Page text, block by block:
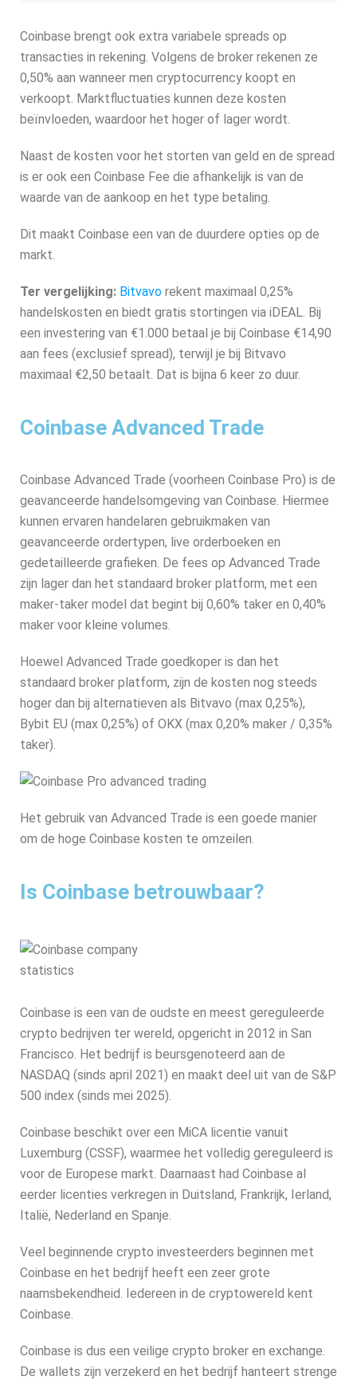
Coinbase brengt ook extra variabele spreads op
transacties in rekening. Volgens de broker rekenen ze
0,50% aan wanneer men cryptocurrency koopt en
verkoopt. Marktfluctuaties kunnen deze kosten
beïnvloeden, waardoor het hoger of lager wordt.
Naast de kosten voor het storten van geld en de spread
is er ook een Coinbase Fee die afhankelijk is van de
waarde van de aankoop en het type betaling.
Dit maakt Coinbase een van de duurdere opties op de
markt.
Ter vergelijking: Bitvavo rekent maximaal 0,25%
handelskosten en biedt gratis stortingen via iDEAL. Bij
een investering van €1.000 betaal je bij Coinbase €14,90
aan fees (exclusief spread), terwijl je bij Bitvavo
maximaal €2,50 betaalt. Dat is bijna 6 keer zo duur.
Coinbase Advanced Trade
Coinbase Advanced Trade (voorheen Coinbase Pro) is de
geavanceerde handelsomgeving van Coinbase. Hiermee
kunnen ervaren handelaren gebruikmaken van
geavanceerde ordertypen, live orderboeken en
gedetailleerde grafieken. De fees op Advanced Trade
zijn lager dan het standaard broker platform, met een
maker-taker model dat begint bij 0,60% taker en 0,40%
maker voor kleine volumes.
Hoewel Advanced Trade goedkoper is dan het
standaard broker platform, zijn de kosten nog steeds
hoger dan bij alternatieven als Bitvavo (max 0,25%),
Bybit EU (max 0,25%) of OKX (max 0,20% maker / 0,35%
taker).
Het gebruik van Advanced Trade is een goede manier
om de hoge Coinbase kosten te omzeilen.
Is Coinbase betrouwbaar?
Coinbase is een van de oudste en meest gereguleerde
crypto bedrijven ter wereld, opgericht in 2012 in San
Francisco. Het bedrijf is beursgenoteerd aan de
NASDAQ (sinds april 2021) en maakt deel uit van de S&P
500 index (sinds mei 2025).
Coinbase beschikt over een MiCA licentie vanuit
Luxemburg (CSSF), waarmee het volledig gereguleerd is
voor de Europese markt. Daarnaast had Coinbase al
eerder licenties verkregen in Duitsland, Frankrijk, Ierland,
Italië, Nederland en Spanje.
Veel beginnende crypto investeerders beginnen met
Coinbase en het bedrijf heeft een zeer grote
naamsbekendheid. Iedereen in de cryptowereld kent
Coinbase.
Coinbase is dus een veilige crypto broker en exchange.
De wallets zijn verzekerd en het bedrijf hanteert strenge